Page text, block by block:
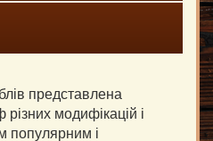
представлена
різних модифікацій і
популярним і